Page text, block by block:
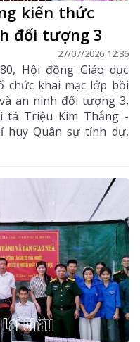
kiến thức
đối tượng 3
27/07/2026 12:36
Hội đồng Giáo dục
chức khai mạc lớp bồi
an ninh đối tượng 3,
tá Triệu Kim Thắng -
huy Quân sự tỉnh dự,